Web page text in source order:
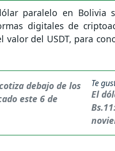
paralelo en
digitales de
valor del USDT, para
Te
El